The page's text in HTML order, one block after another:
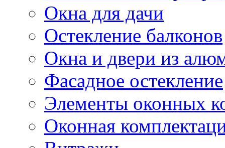
Окна для дачи
Остекление балконов
Окна и двери из
Фасадное остекление
Элементы оконных
Оконная